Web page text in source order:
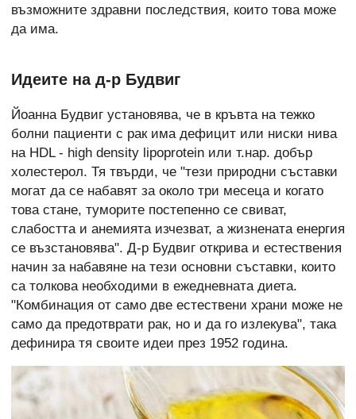
възможните здравни последствия, които това може
да има.
Идеите на д-р Будвиг
Йоанна Будвиг установява, че в кръвта на тежко
болни пациенти с рак има дефицит или ниски нива
на HDL - high density lipoprotein или т.нар. добър
холестерол. Тя твърди, че "тези природни съставки
могат да се набавят за около три месеца и когато
това стане, туморите постепенно се свиват,
слабостта и анемията изчезват, а жизнената енергия
се възстановява". Д-р Будвиг открива и естествения
начин за набавяне на тези основни съставки, които
са толкова необходими в ежедневната диета.
"Комбинация от само две естествени храни може не
само да предотврати рак, но и да го излекува", така
дефинира тя своите идеи през 1952 година.